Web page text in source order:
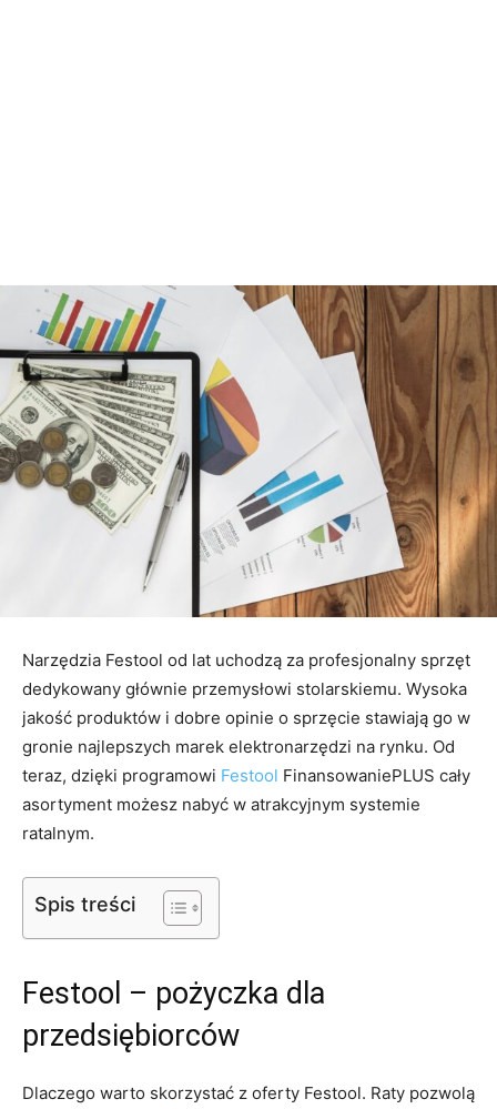
Narzędzia Festool od lat uchodzą za profesjonalny sprzęt
dedykowany głównie przemysłowi stolarskiemu. Wysoka
jakość produktów i dobre opinie o sprzęcie stawiają go w
gronie najlepszych marek elektronarzędzi na rynku. Od
teraz, dzięki programowi Festool FinansowaniePLUS cały
asortyment możesz nabyć w atrakcyjnym systemie
ratalnym.
Spis treści
Festool – pożyczka dla
przedsiębiorców
Dlaczego warto skorzystać z oferty Festool. Raty pozwolą